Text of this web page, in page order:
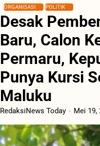
ORGANISASI POLITIK
Desak
Baru, Calon
Permaru,
Punya Kursi
Maluku
RedaksiNews Today Mei 19,